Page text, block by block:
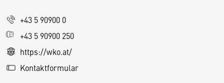
+43 5 90900 0
+43 5 90900 250
https://wko.at/
Kontaktformular
s
e
S
e